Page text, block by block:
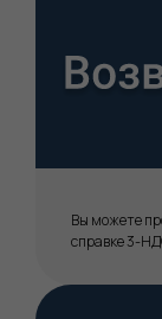
Вы можете
справке 3-